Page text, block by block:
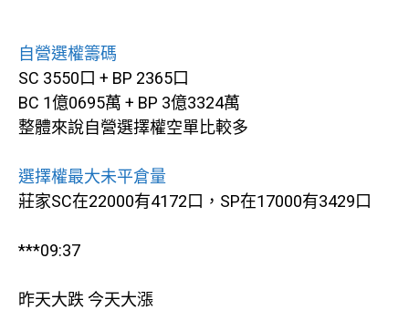
自營選權籌碼
SC 3550口 + BP 2365口
BC 1億0695萬 + BP 3億3324萬
整體來說自營選擇權空單比較多
選擇權最大未平倉量
莊家SC在22000有4172口，SP在17000有3429口
***09:37
昨天大跌 今天大漲